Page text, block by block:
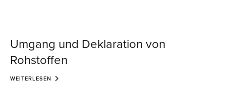
Umgang und Deklaration von
Rohstoffen
WEITERLESEN